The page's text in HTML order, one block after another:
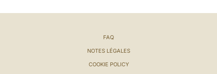
FAQ
NOTES LÉGALES
COOKIE POLICY